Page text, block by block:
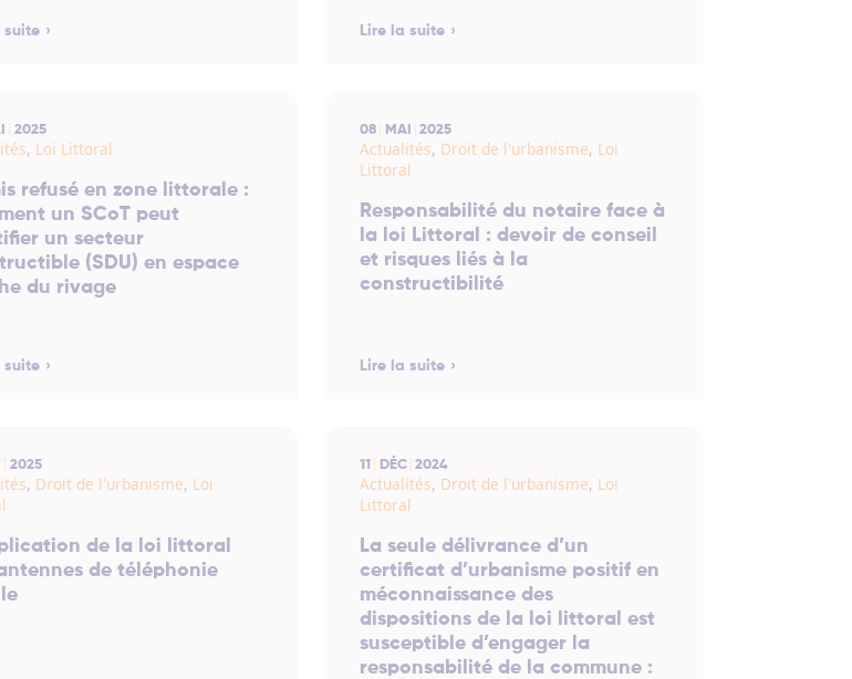
suite Lire la suite
2025
, Loi Littoral
refusé en zone littorale :
un SCoT peut
un secteur
(SDU) en espace
du rivage
suite
08 MAI 2025
Actualités, Droit de l'urbanisme, Loi
Littoral
Responsabilité du notaire face à
la loi Littoral : devoir de conseil
et risques liés à la
constructibilité
Lire la suite
2025
, Droit de l'urbanisme, Loi
de la loi littoral
de téléphonie
11 DÉC 2024
Actualités, Droit de l'urbanisme, Loi
Littoral
La seule délivrance d’un
certificat d’urbanisme positif en
méconnaissance des
dispositions de la loi littoral est
susceptible d’engager la
responsabilité de la commune :